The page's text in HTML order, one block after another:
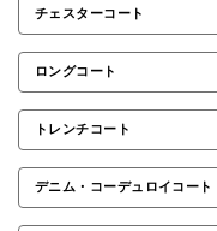
チェスターコート
ロングコート
トレンチコート
デニム・コーデュロイコート